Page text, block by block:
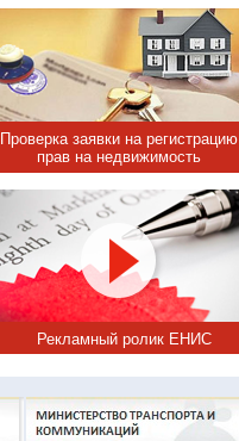
Проверка заявки на регистрацию
прав на недвижимость
Рекламный ролик ЕНИС